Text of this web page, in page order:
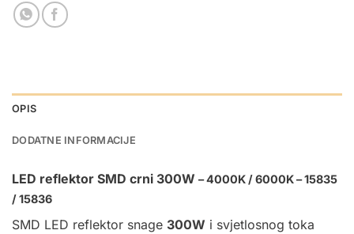
OPIS
DODATNE INFORMACIJE
LED reflektor SMD crni 300W – 4000K / 6000K – 15835
/ 15836
SMD LED reflektor snage 300W i svjetlosnog toka